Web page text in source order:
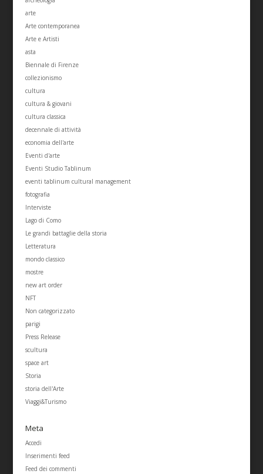
arte
Arte contemporanea
Arte e Artisti
asta
Biennale di Firenze
collezionismo
cultura
cultura & giovani
cultura classica
decennale di attività
economia dell'arte
Eventi d'arte
Eventi Studio Tablinum
eventi tablinum cultural management
fotografia
Interviste
Lago di Como
Le grandi battaglie della storia
Letteratura
mondo classico
mostre
new art order
NFT
Non categorizzato
parigi
Press Release
scultura
space art
Storia
storia dell'Arte
Viaggi&Turismo
Meta
Accedi
Inserimenti feed
Feed dei commenti